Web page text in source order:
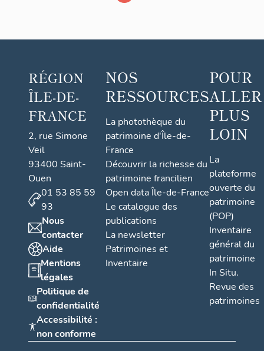
RÉGION
ÎLE-DE-
FRANCE
2, rue Simone
Veil
93400 Saint-
Ouen
01 53 85 59
93
Nous
contacter
Aide
Mentions
légales
Politique de
confidentialité
Accessibilité :
non conforme
NOS
RESSOURCES
La photothèque du
patrimoine d'Île-de-
France
Découvrir la richesse du
patrimoine francilien
Open data Île-de-France
Le catalogue des
publications
La newsletter
Patrimoines et
Inventaire
POUR
ALLER
PLUS
LOIN
La
plateforme
ouverte du
patrimoine
(POP)
Inventaire
général du
patrimoine
In Situ.
Revue des
patrimoines